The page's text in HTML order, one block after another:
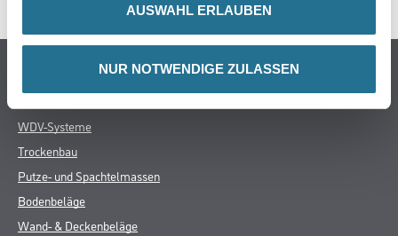
AUSWAHL ERLAUBEN
NUR NOTWENDIGE ZULASSEN
Online-Shop
WDV-Systeme
Trockenbau
Putze- und Spachtelmassen
Bodenbeläge
Wand- & Deckenbeläge